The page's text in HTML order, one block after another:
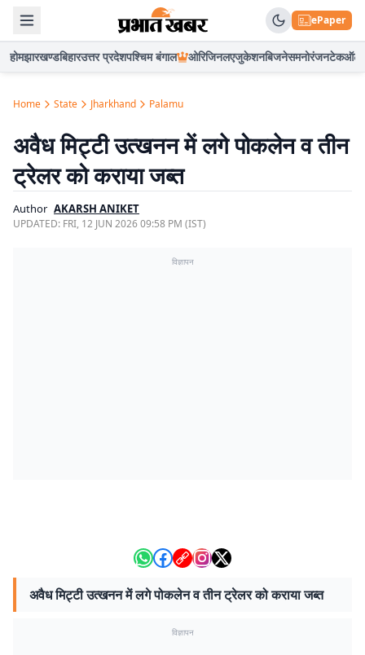
ePaper
होमझारखण्डबिहारउत्तर प्रदेशपश्चिम बंगाल ओरिजिनलएजुकेशनबिजनेसमनोरंजनटेकऑटो
Home State Jharkhand Palamu
अवैध मिट्टी उत्खनन में लगे पोकलेन व तीन
ट्रेलर को कराया जब्त
Author AKARSH ANIKET
UPDATED: FRI, 12 JUN 2026 09:58 PM (IST)
विज्ञापन
अवैध मिट्टी उत्खनन में लगे पोकलेन व तीन ट्रेलर को कराया जब्त
विज्ञापन